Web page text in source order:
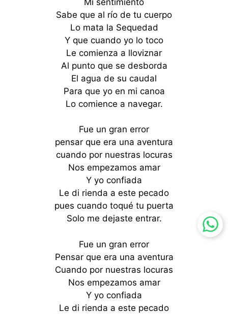
Sabe que al río de tu cuerpo
Lo mata la Sequedad
Y que cuando yo lo toco
Le comienza a lloviznar
Al punto que se desborda
El agua de su caudal
Para que yo en mi canoa
Lo comience a navegar.
Fue un gran error
pensar que era una aventura
cuando por nuestras locuras
Nos empezamos amar
Y yo confiada
Le di rienda a este pecado
pues cuando toqué tu puerta
Solo me dejaste entrar.
Fue un gran error
Pensar que era una aventura
Cuando por nuestras locuras
Nos empezamos amar
Y yo confiada
Le di rienda a este pecado